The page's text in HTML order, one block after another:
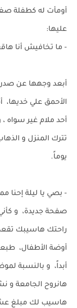
أومأت له كطفلة
عليها:
- ما تخافيش أنا
أبعد وجهها عن
الأحمق علي خديها،
أحد ملام غير سواه
تترك المنزل و
يوماً.
- بصي يا ليلة إحنا
صفحة جديدة، و
راحتك هاسيبك
أوضة الأطفال،
أبداً، و بالنسبة
هانروح الجامعة و
هاسيب لك مبلغ